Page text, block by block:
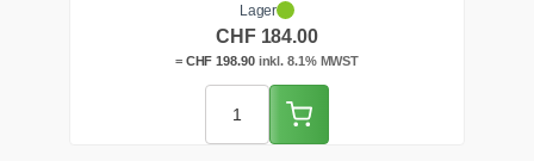
Der Nebenluftregler baut den Unterdruck am Werkzeug
ab. 32 mm, 4 m, mit Stufenadapter. Ab Lager
Zentralschweiz.
Lager
CHF184.00
= CHF 198.90inkl. 8.1% MWST